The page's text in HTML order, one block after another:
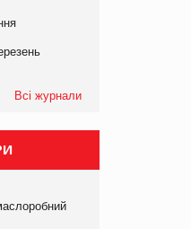
Всі журнали